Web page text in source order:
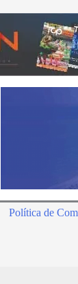
Política de